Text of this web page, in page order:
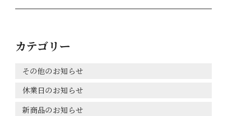
カテゴリー
その他のお知らせ
休業日のお知らせ
新商品のお知らせ